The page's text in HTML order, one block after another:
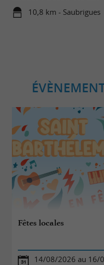
Lanas à Saubrigues !
10,8 km - Saubrigues
Fêtes locales
14/08/2026 au 16/